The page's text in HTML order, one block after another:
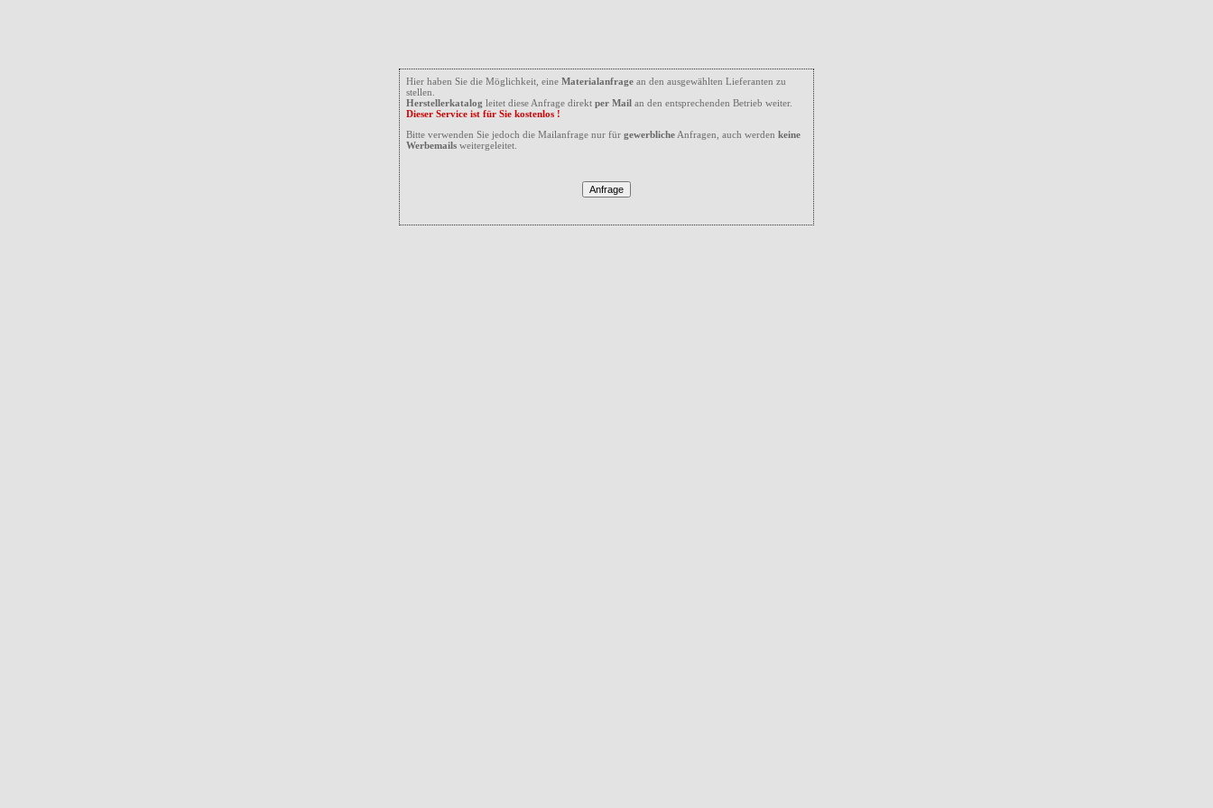
Hier haben Sie die Möglichkeit, eine Materialanfrage an den ausgewählten Lieferanten zu
stellen.
Herstellerkatalog leitet diese Anfrage direkt per Mail an den entsprechenden Betrieb weiter.
Dieser Service ist für Sie kostenlos !
Bitte verwenden Sie jedoch die Mailanfrage nur für gewerbliche Anfragen, auch werden keine
Werbemails weitergeleitet.